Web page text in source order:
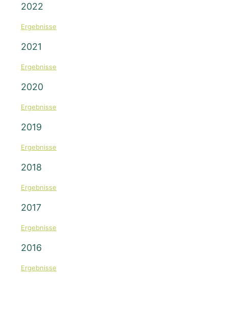
2022
Ergebnisse
2021
Ergebnisse
2020
Ergebnisse
2019
Ergebnisse
2018
Ergebnisse
2017
Ergebnisse
2016
Ergebnisse